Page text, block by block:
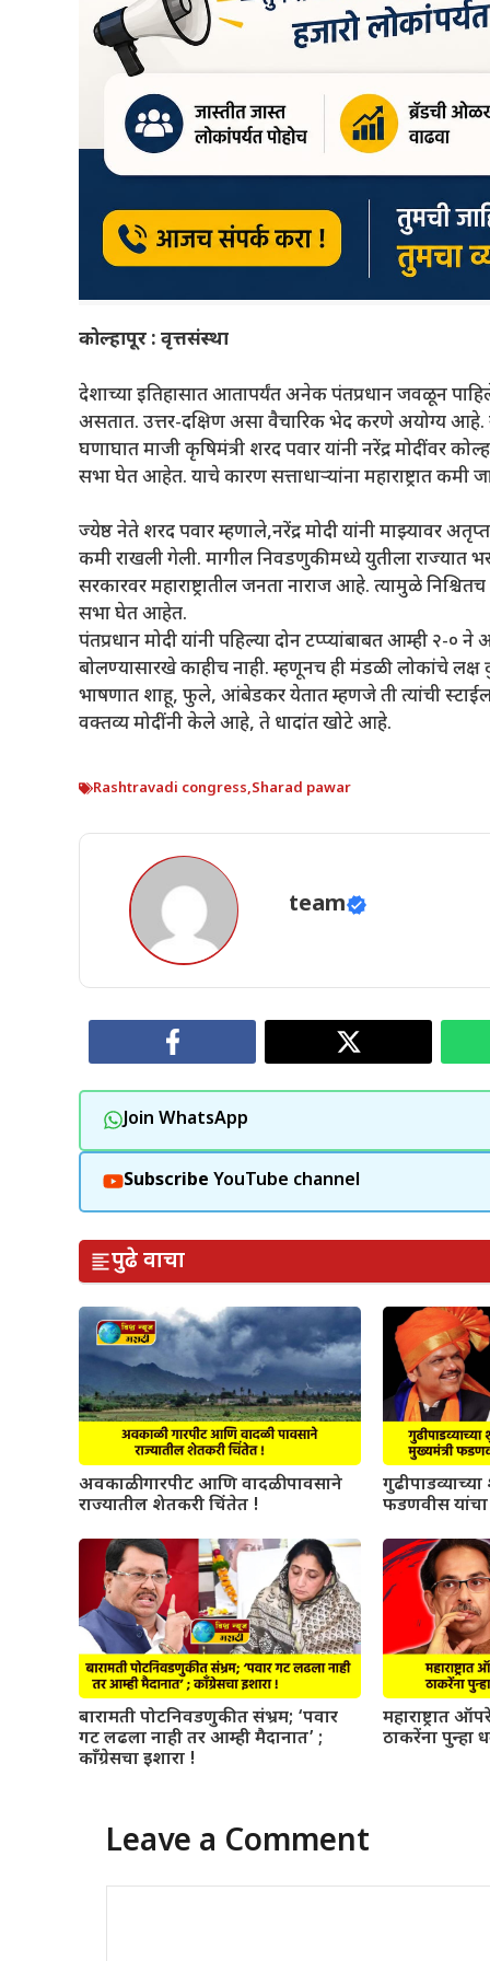
कोल्हापूर : वृत्तसंस्था
देशाच्या इतिहासात आतापर्यंत अनेक पंतप्रधान जवळून
असतात. उत्तर-दक्षिण असा वैचारिक भेद करणे अयोग्य आहे.
घणाघात माजी कृषिमंत्री शरद पवार यांनी नरेंद्र मोदींवर
सभा घेत आहेत. याचे कारण सत्ताधाऱ्यांना महाराष्ट्रात
ज्येष्ठ नेते शरद पवार म्हणाले,नरेंद्र मोदी यांनी माझ्यावर
कमी राखली गेली. मागील निवडणुकीमध्ये युतीला राज्यात
सरकारवर महाराष्ट्रातील जनता नाराज आहे. त्यामुळे
सभा घेत आहेत.
पंतप्रधान मोदी यांनी पहिल्या दोन टप्प्यांबाबत आम्ही २-
बोलण्यासारखे काहीच नाही. म्हणूनच ही मंडळी लोकांचे लक्ष
भाषणात शाहू, फुले, आंबेडकर येतात म्हणजे ती त्यांची
वक्तव्य मोदींनी केले आहे, ते धादांत खोटे आहे.
Rashtravadi congress,Sharad pawar
team
Join WhatsApp
Subscribe YouTube channel
पुढे वाचा
अवकाळी गारपीट आणि वादळी पावसाने
राज्यातील शेतकरी चिंतेत !
फडणवीस
बारामती पोटनिवडणुकीत संभ्रम; ‘पवार
गट लढला नाही तर आम्ही मैदानात’ ;
काँग्रेसचा इशारा !
महाराष्ट्रात
ठाकरेंना पुन्हा
Leave a Comment